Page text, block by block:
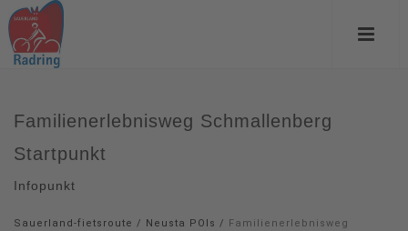
Familienerlebnisweg Schmallenberg
Startpunkt
Infopunkt
Sauerland-fietsroute / Neusta POIs / Familienerlebnisweg